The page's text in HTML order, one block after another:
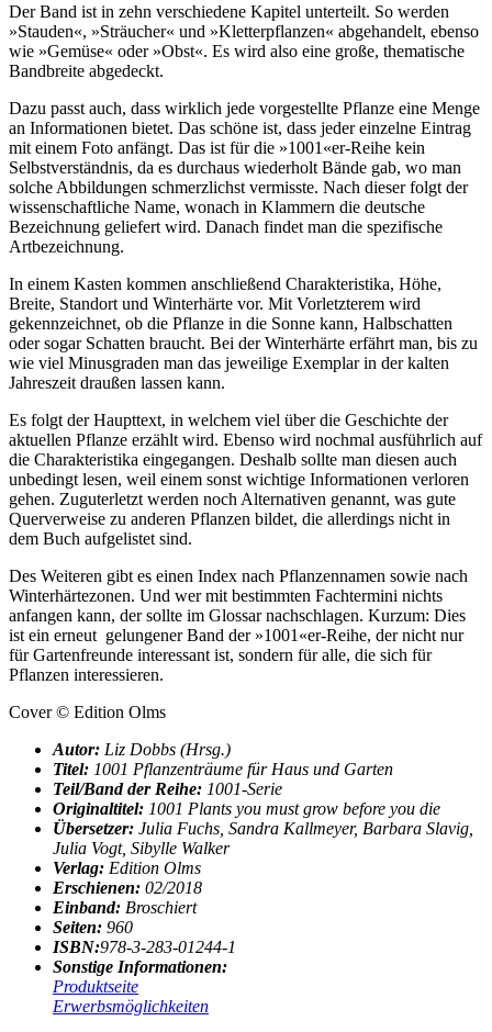
Der Band ist in zehn verschiedene Kapitel unterteilt. So werden
»Stauden«, »Sträucher« und »Kletterpflanzen« abgehandelt, ebenso
wie »Gemüse« oder »Obst«. Es wird also eine große, thematische
Bandbreite abgedeckt.
Dazu passt auch, dass wirklich jede vorgestellte Pflanze eine Menge
an Informationen bietet. Das schöne ist, dass jeder einzelne Eintrag
mit einem Foto anfängt. Das ist für die »1001«er-Reihe kein
Selbstverständnis, da es durchaus wiederholt Bände gab, wo man
solche Abbildungen schmerzlichst vermisste. Nach dieser folgt der
wissenschaftliche Name, wonach in Klammern die deutsche
Bezeichnung geliefert wird. Danach findet man die spezifische
Artbezeichnung.
In einem Kasten kommen anschließend Charakteristika, Höhe,
Breite, Standort und Winterhärte vor. Mit Vorletzterem wird
gekennzeichnet, ob die Pflanze in die Sonne kann, Halbschatten
oder sogar Schatten braucht. Bei der Winterhärte erfährt man, bis zu
wie viel Minusgraden man das jeweilige Exemplar in der kalten
Jahreszeit draußen lassen kann.
Es folgt der Haupttext, in welchem viel über die Geschichte der
aktuellen Pflanze erzählt wird. Ebenso wird nochmal ausführlich auf
die Charakteristika eingegangen. Deshalb sollte man diesen auch
unbedingt lesen, weil einem sonst wichtige Informationen verloren
gehen. Zuguterletzt werden noch Alternativen genannt, was gute
Querverweise zu anderen Pflanzen bildet, die allerdings nicht in
dem Buch aufgelistet sind.
Des Weiteren gibt es einen Index nach Pflanzennamen sowie nach
Winterhärtezonen. Und wer mit bestimmten Fachtermini nichts
anfangen kann, der sollte im Glossar nachschlagen. Kurzum: Dies
ist ein erneut gelungener Band der »1001«er-Reihe, der nicht nur
für Gartenfreunde interessant ist, sondern für alle, die sich für
Pflanzen interessieren.
Cover © Edition Olms
Autor: Liz Dobbs (Hrsg.)
Titel: 1001 Pflanzenträume für Haus und Garten
Teil/Band der Reihe: 1001-Serie
Originaltitel: 1001 Plants you must grow before you die
Übersetzer: Julia Fuchs, Sandra Kallmeyer, Barbara Slavig,
Julia Vogt, Sibylle Walker
Verlag: Edition Olms
Erschienen: 02/2018
Einband: Broschiert
Seiten: 960
ISBN:978-3-283-01244-1
Sonstige Informationen:
Produktseite
Erwerbsmöglichkeiten